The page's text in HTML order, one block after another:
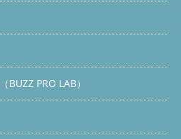
PRO LAB）